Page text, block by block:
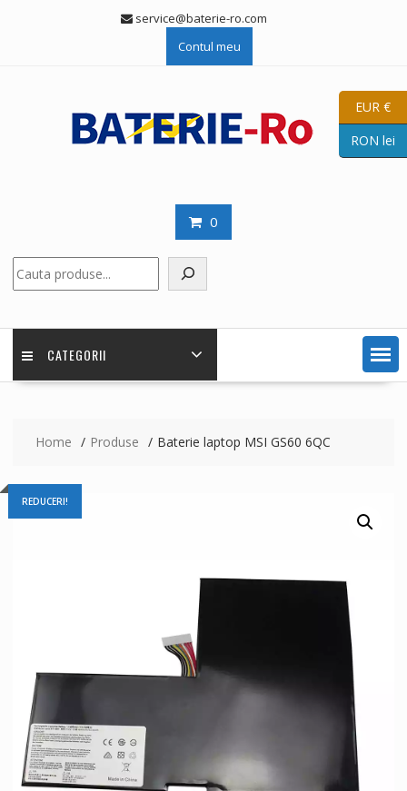
service@baterie-ro.com
Contul meu
0
CATEGORII
Home Produse Baterie laptop MSI GS60 6QC
REDUCERI!
EUR €
RON lei